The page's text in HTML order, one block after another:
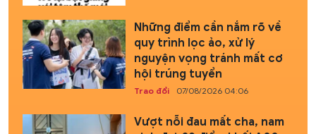
Những điểm cần nắm rõ về
quy trình lọc ảo, xử lý
nguyện vọng tránh mất cơ
hội trúng tuyển
Trao đổi 07/08/2026 04:06
Vượt nỗi đau mất cha, nam